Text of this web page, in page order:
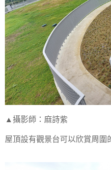
▲攝影師：麻詩紫
屋頂設有觀景台可以欣賞周圍